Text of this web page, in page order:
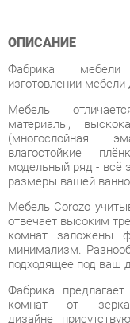
изготовлении мебели
Мебель
материалы,
(многослойная
влагостойкие
модельный ряд - всё
размеры вашей
Мебель Corozo
отвечает высоким
комнат заложены
минимализм.
подходящее под ваш
Фабрика
комнат от
дизайне
прованса, ретро и
лофт.